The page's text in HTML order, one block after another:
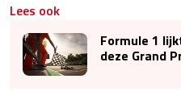
Lees ook
Formule 1
deze Grand